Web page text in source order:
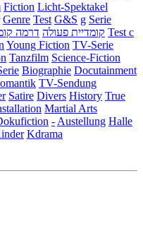
Fiction Licht-Spektakel
Genre Test G&S g Serie
קומדיית פעולה דרמה
Test c
Young Fiction TV-Serie
Tanzfilm Science-Fiction
Biographie Docutainment
TV-Sendung
Satire Divers History True
Martial Arts
- Austellung Halle
Kdrama